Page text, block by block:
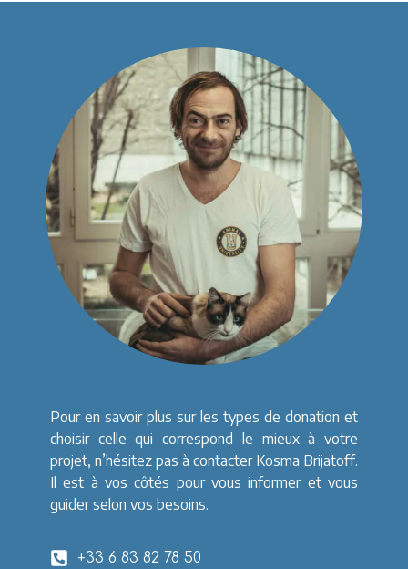
Pour en savoir plus sur les types de donation et
choisir celle qui correspond le mieux à votre
projet, n’hésitez pas à contacter Kosma Brijatoff.
Il est à vos côtés pour vous informer et vous
guider selon vos besoins.
+33 6 83 82 78 50